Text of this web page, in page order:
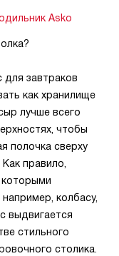
Asko
завтраков
как хранилище
лучше всего
чтобы
полочка сверху
правило,
колбасу,
выдвигается
стильного
столика.